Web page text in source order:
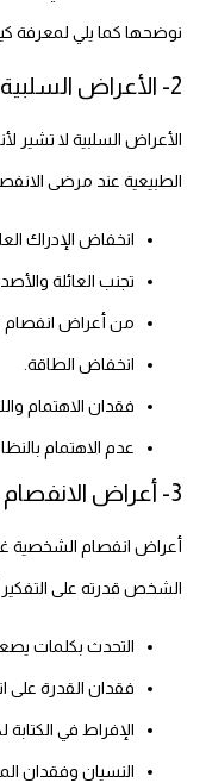
نوضحها كما يلي لمعرفة
2- الأعراض السلبية لأنفصام الشخصية
الأعراض السلبية لا تشير
الطبيعية عند مرضى
انخفاض الإدراك
تجنب العائلة
من أعراض انفصام
انخفاض الطاقة.
فقدان الاهتمام
عدم الاهتمام
3- أعراض الانفصام غير المنتظمة
أعراض انفصام الشخصية
الشخص قدرته على التفكير
التحدث بكلمات
فقدان القدرة على
الإفراط في
النسيان وفقدان